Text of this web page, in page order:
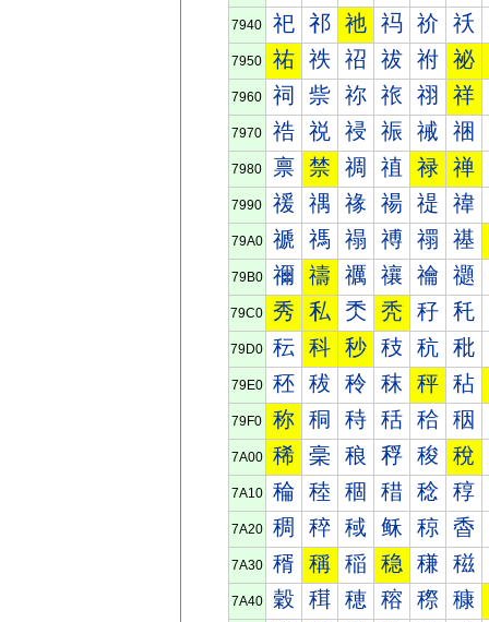
7940 祀 祁 祂 祃 祄 祅
7950 祐 祑 祒 祓 祔 祕
7960 祠 祡 祢 祣 祤 祥
7970 祰 祱 祲 祳 祴 祵
7980 禀 禁 禂 禃 禄 禅
7990 禐 禑 禒 禓 禔 禕
79A0 禠 禡 禢 禣 禤 禥
79B0 禰 禱 禲 禳 禴 禵
79C0 秀 私 秂 秃 秄 秅
79D0 秐 科 秒 秓 秔 秕
79E0 秠 秡 秢 秣 秤 秥
79F0 称 秱 秲 秳 秴 秵
7A00 稀 稁 稂 稃 稄 稅
7A10 稐 稑 稒 稓 稔 稕
7A20 稠 稡 稢 稣 稤 稥
7A30 稰 稱 稲 稳 稴 稵
7A40 穀 穁 穂 穃 穄 穅